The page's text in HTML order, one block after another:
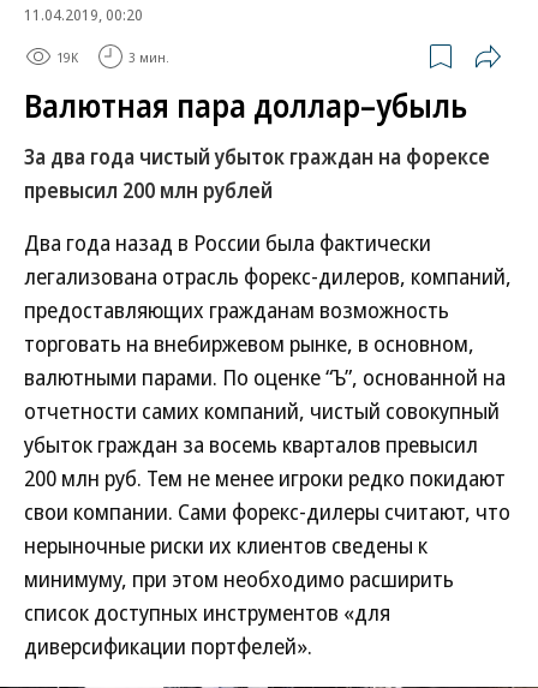
11.04.2019, 00:20
19K 3 мин.
Валютная пара доллар–убыль
За два года чистый убыток граждан на форексе
превысил 200 млн рублей
Два года назад в России была фактически
легализована отрасль форекс-дилеров, компаний,
предоставляющих гражданам возможность
торговать на внебиржевом рынке, в основном,
валютными парами. По оценке “Ъ”, основанной на
отчетности самих компаний, чистый совокупный
убыток граждан за восемь кварталов превысил
200 млн руб. Тем не менее игроки редко покидают
свои компании. Сами форекс-дилеры считают, что
нерыночные риски их клиентов сведены к
минимуму, при этом необходимо расширить
список доступных инструментов «для
диверсификации портфелей».